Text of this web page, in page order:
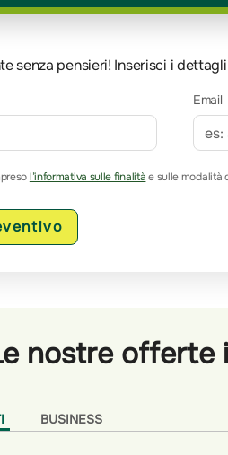
senza pensieri! Inserisci i
Email
l’informativa sulle finalitàe sulle modalità
nostre offerte
BUSINESS